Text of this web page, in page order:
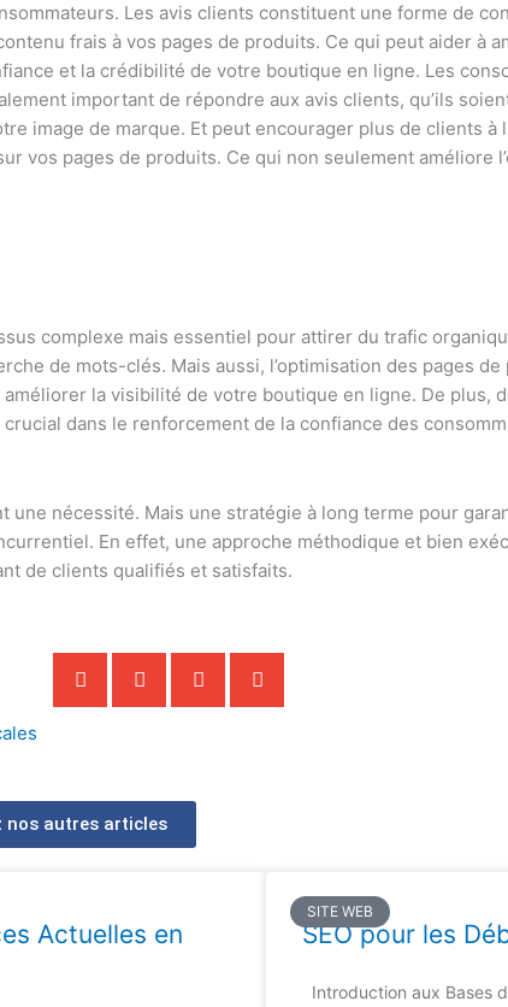
Les avis clients constituent une forme de
frais à vos pages de produits. Ce qui peut aider à
et la crédibilité de votre boutique en ligne. Les
important de répondre aux avis clients, qu’ils
image de marque. Et peut encourager plus de clients à
vos pages de produits. Ce qui non seulement améliore
complexe mais essentiel pour attirer du trafic
de mots-clés. Mais aussi, l’optimisation des pages de
la visibilité de votre boutique en ligne. De plus,
dans le renforcement de la confiance des
une nécessité. Mais une stratégie à long terme pour
En effet, une approche méthodique et bien
de clients qualifiés et satisfaits.
Suivant
nos autres articles
Actuelles en
SITE WEB
SEO pour les
Introduction aux Bases